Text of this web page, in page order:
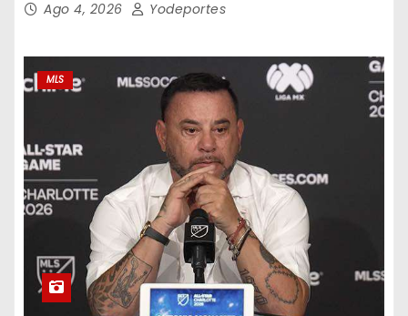
Ago 4, 2026 Yodeportes
MLS